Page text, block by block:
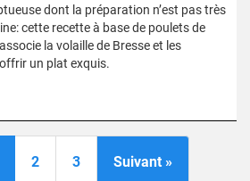
dont la préparation n’est pas très
cette recette à base de poulets de
la volaille de Bresse et les
un plat exquis.
2 3 Suivant »